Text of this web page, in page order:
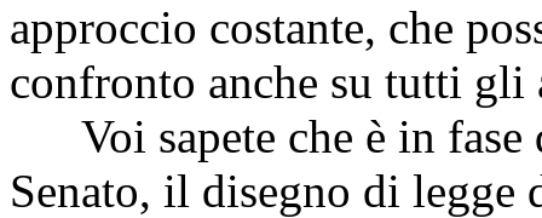
approccio costante, che
confronto anche su tutti
Voi sapete che è in fase
Senato, il disegno di legge